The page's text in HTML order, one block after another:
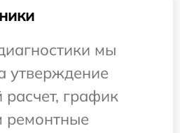
мы
утверждение
график
ремонтные